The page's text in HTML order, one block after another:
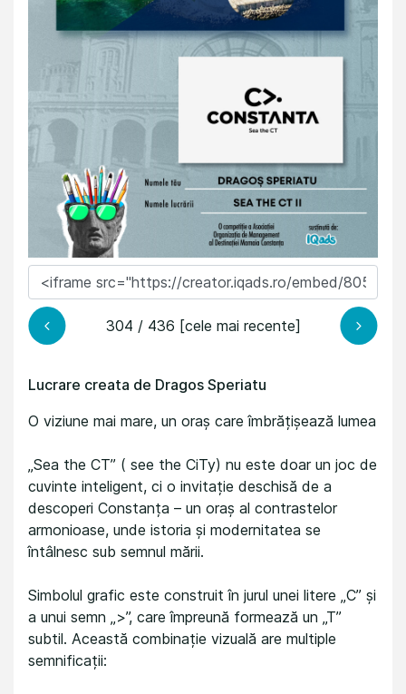
304 / 436 [cele mai recente]
Lucrare creata de Dragos Speriatu
O viziune mai mare, un oraș care îmbrățișează lumea
„Sea the CT” ( see the CiTy) nu este doar un joc de
cuvinte inteligent, ci o invitație deschisă de a
descoperi Constanța – un oraș al contrastelor
armonioase, unde istoria și modernitatea se
întâlnesc sub semnul mării.
Simbolul grafic este construit în jurul unei litere „C” și
a unui semn „>”, care împreună formează un „T”
subtil. Această combinație vizuală are multiple
semnificații: